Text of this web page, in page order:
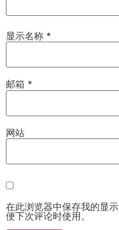
显示名称 *
邮箱 *
网站
在此浏览器中保存我的显
便下次评论时使用。